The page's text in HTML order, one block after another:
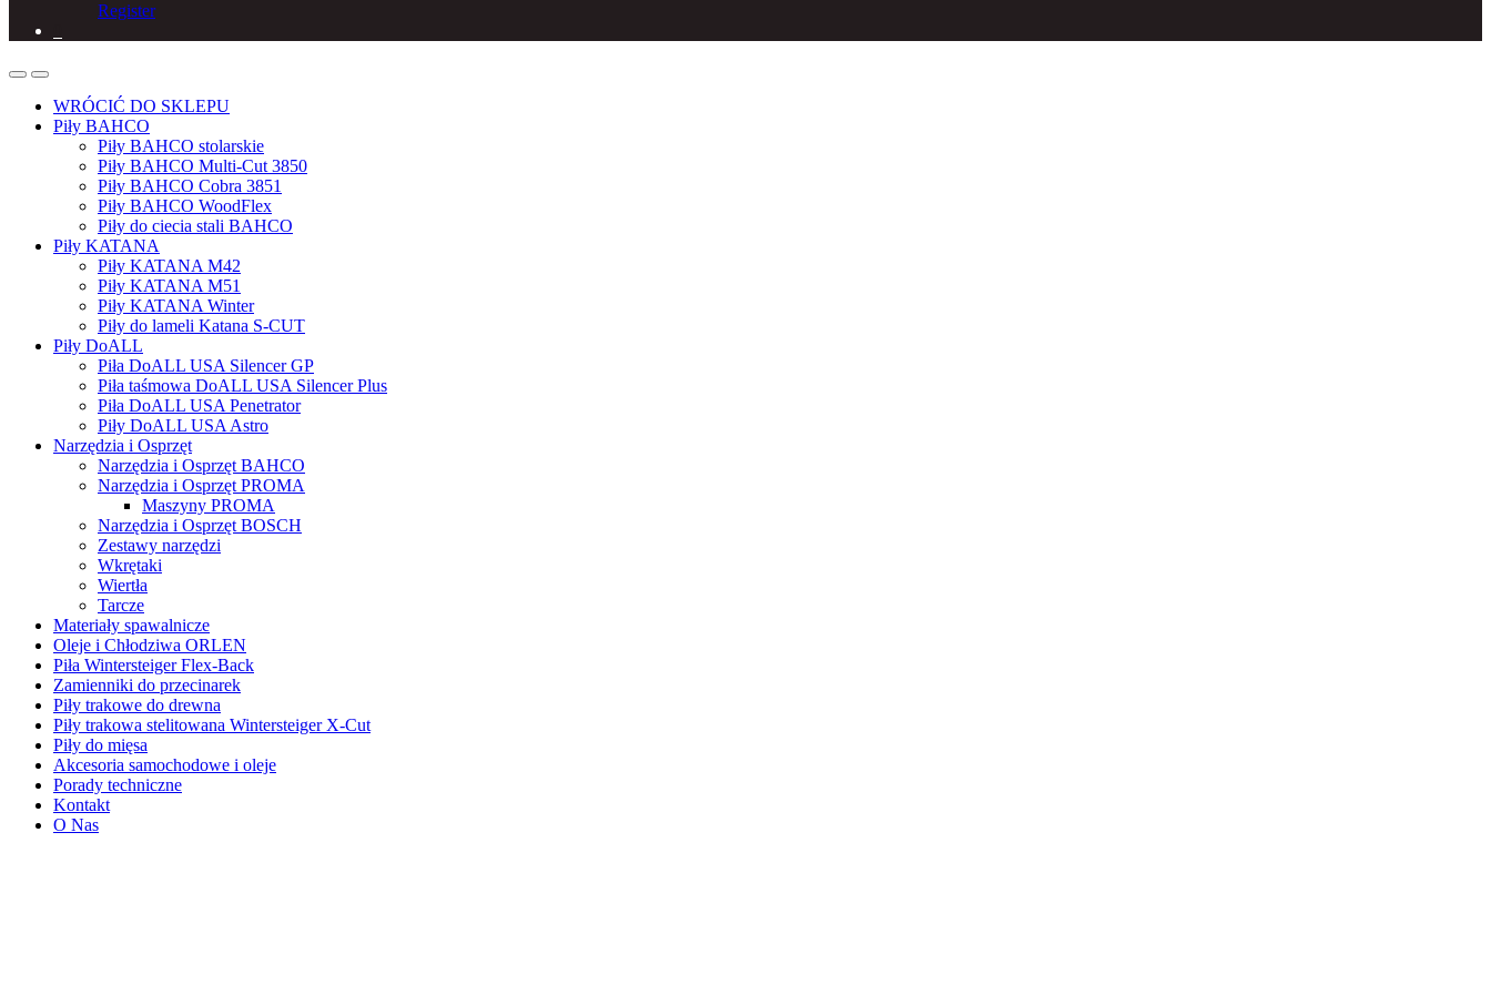
Register
WRÓCIĆ DO SKLEPU
Piły BAHCO
Piły BAHCO stolarskie
Piły BAHCO Multi-Cut 3850
Piły BAHCO Cobra 3851
Piły BAHCO WoodFlex
Piły do ciecia stali BAHCO
Piły KATANA
Piły KATANA M42
Piły KATANA M51
Piły KATANA Winter
Piły do lameli Katana S-CUT
Piły DoALL
Piła DoALL USA Silencer GP
Piła taśmowa DoALL USA Silencer Plus
Piła DoALL USA Penetrator
Piły DoALL USA Astro
Narzędzia i Osprzęt
Narzędzia i Osprzęt BAHCO
Narzędzia i Osprzęt PROMA
Maszyny PROMA
Narzędzia i Osprzęt BOSCH
Zestawy narzędzi
Wkrętaki
Wiertła
Tarcze
Materiały spawalnicze
Oleje i Chłodziwa ORLEN
Piła Wintersteiger Flex-Back
Zamienniki do przecinarek
Piły trakowe do drewna
Piły trakowa stelitowana Wintersteiger X-Cut
Piły do mięsa
Akcesoria samochodowe i oleje
Porady techniczne
Kontakt
O Nas